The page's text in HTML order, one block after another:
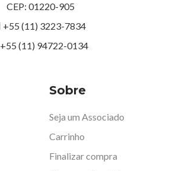
CEP: 01220-905
+55 (11) 3223-7834
+55 (11) 94722-0134
Sobre
Seja um Associado
Carrinho
Finalizar compra